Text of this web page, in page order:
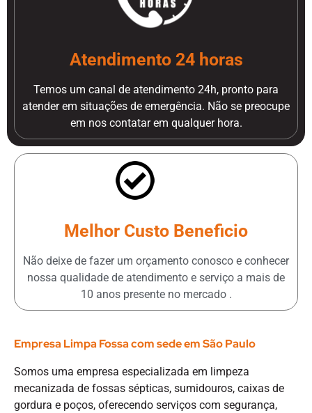
Atendimento 24 horas
Temos um canal de atendimento 24h, pronto para
atender em situações de emergência. Não se preocupe
em nos contatar em qualquer hora.
Melhor Custo Beneficio
Não deixe de fazer um orçamento conosco e conhecer
nossa qualidade de atendimento e serviço a mais de
10 anos presente no mercado .
Empresa Limpa Fossa com sede em São Paulo
Somos uma empresa especializada em limpeza
mecanizada de fossas sépticas, sumidouros, caixas de
gordura e poços, oferecendo serviços com segurança,